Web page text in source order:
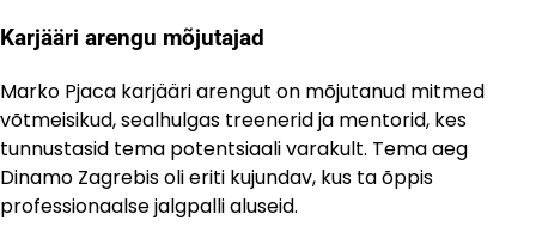
Karjääri arengu mõjutajad
Marko Pjaca karjääri arengut on mõjutanud mitmed
võtmeisikud, sealhulgas treenerid ja mentorid, kes
tunnustasid tema potentsiaali varakult. Tema aeg
Dinamo Zagrebis oli eriti kujundav, kus ta õppis
professionaalse jalgpalli aluseid.